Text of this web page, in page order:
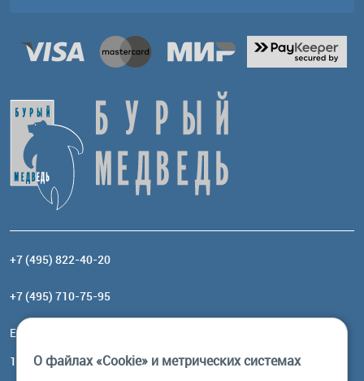
+7 (495) 822-40-20
+7 (495) 710-75-95
Email:
117485, Москва, ул. Профсоюзная, 84/32, корп 1
О файлах «Cookie» и метрических системах